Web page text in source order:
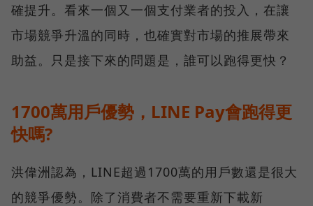
確提升。看來一個又一個支付業者的投入，在讓
市場競爭升溫的同時，也確實對市場的推展帶來
助益。只是接下來的問題是，誰可以跑得更快？
1700萬用戶優勢，LINE Pay會跑得更
快嗎?
洪偉洲認為，LINE超過1700萬的用戶數還是很大
的競爭優勢。除了消費者不需要重新下載新